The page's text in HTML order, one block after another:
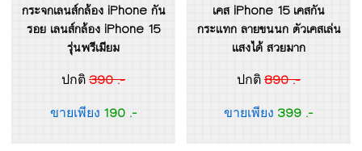
กระจกเลนส์กล้อง iPhone กัน
รอย เลนส์กล้อง iPhone 15
รุ่นพรีเมียม
ปกติ 390 .-
ขายเพียง 190 .-
เคส iPhone 15 เคสกัน
กระแทก ลายขนนก ตัวเคสเล่น
แสงได้ สวยมาก
ปกติ 890 .-
ขายเพียง 399 .-